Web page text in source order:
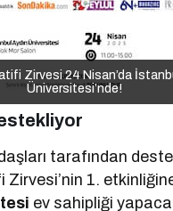
Zirvesi 24 Nisan’da
Üniversitesi’nde!
Zirvesi 24 Nisan’da
Üniversitesi’nde!
tarafından
1.
ev sahipliği